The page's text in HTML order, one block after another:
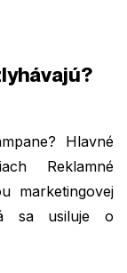
Hlavné
Reklamné
marketingovej
sa usiluje o